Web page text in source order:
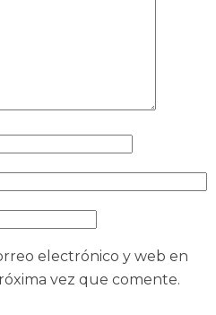
electrónico y web en
vez que comente.